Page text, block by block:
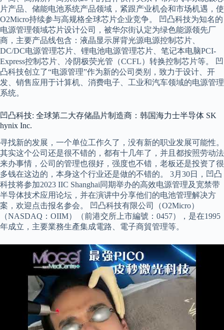
片产品、储能电池系统产品领域，紧跟产业机会和市场机遇，使
O2Micro持续参与高规格全球芯片企业竞争。 凹凸科技为知名的
电源管理领域芯片设计公司，被华尔街认定为绿色能源领先厂
商，主要产品线包含：液晶显示屏背光源电源控制芯片、
DC/DC电源管理芯片、锂电池电源管理芯片、笔记本电脑PCI-
Express控制芯片、冷阴极荧光管（CCFL）转换控制芯片等。 凹
凸科技创立了“电源管理”作为新的公司类别，致力于设计、开
发、销售应用于计算机、消费电子、工业和汽车领域的电源管理
系统。
凹凸科技: 全球第二大存储晶片制造商：韩国海力士半导体 SK
hynix Inc.
寻找新的发展，一个单位工作久了，没有新的职业发展可能性。
其实这个公司还是很不错的，都有十几年了，并且都按照劳动法
来办事情，公司的管理也很好，强度也不错，老板还是投资了很
多钱在这边的，本身这个行业还是做的不错的。 3月30日，凹凸
科技将参加2023 IIC Shanghai同期举办的高效电源管理及宽禁带
半导体技术应用论坛，并在演讲中分享他们的电池管理解决方
案，欢迎点击报名参会。 凹凸科技有限公司（O2Micro）
（NASDAQ：OIIM）（前港交所上市編號：0457），是在1995
年成立，主要業務生產集成電路、電子商貿管理等。